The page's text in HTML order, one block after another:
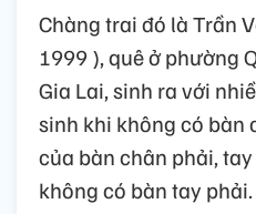
Chàng trai đó là Trần
1999 ), quê ở phường
Gia Lai, sinh ra với
sinh khi không có bàn
của bàn chân phải,
không có bàn tay